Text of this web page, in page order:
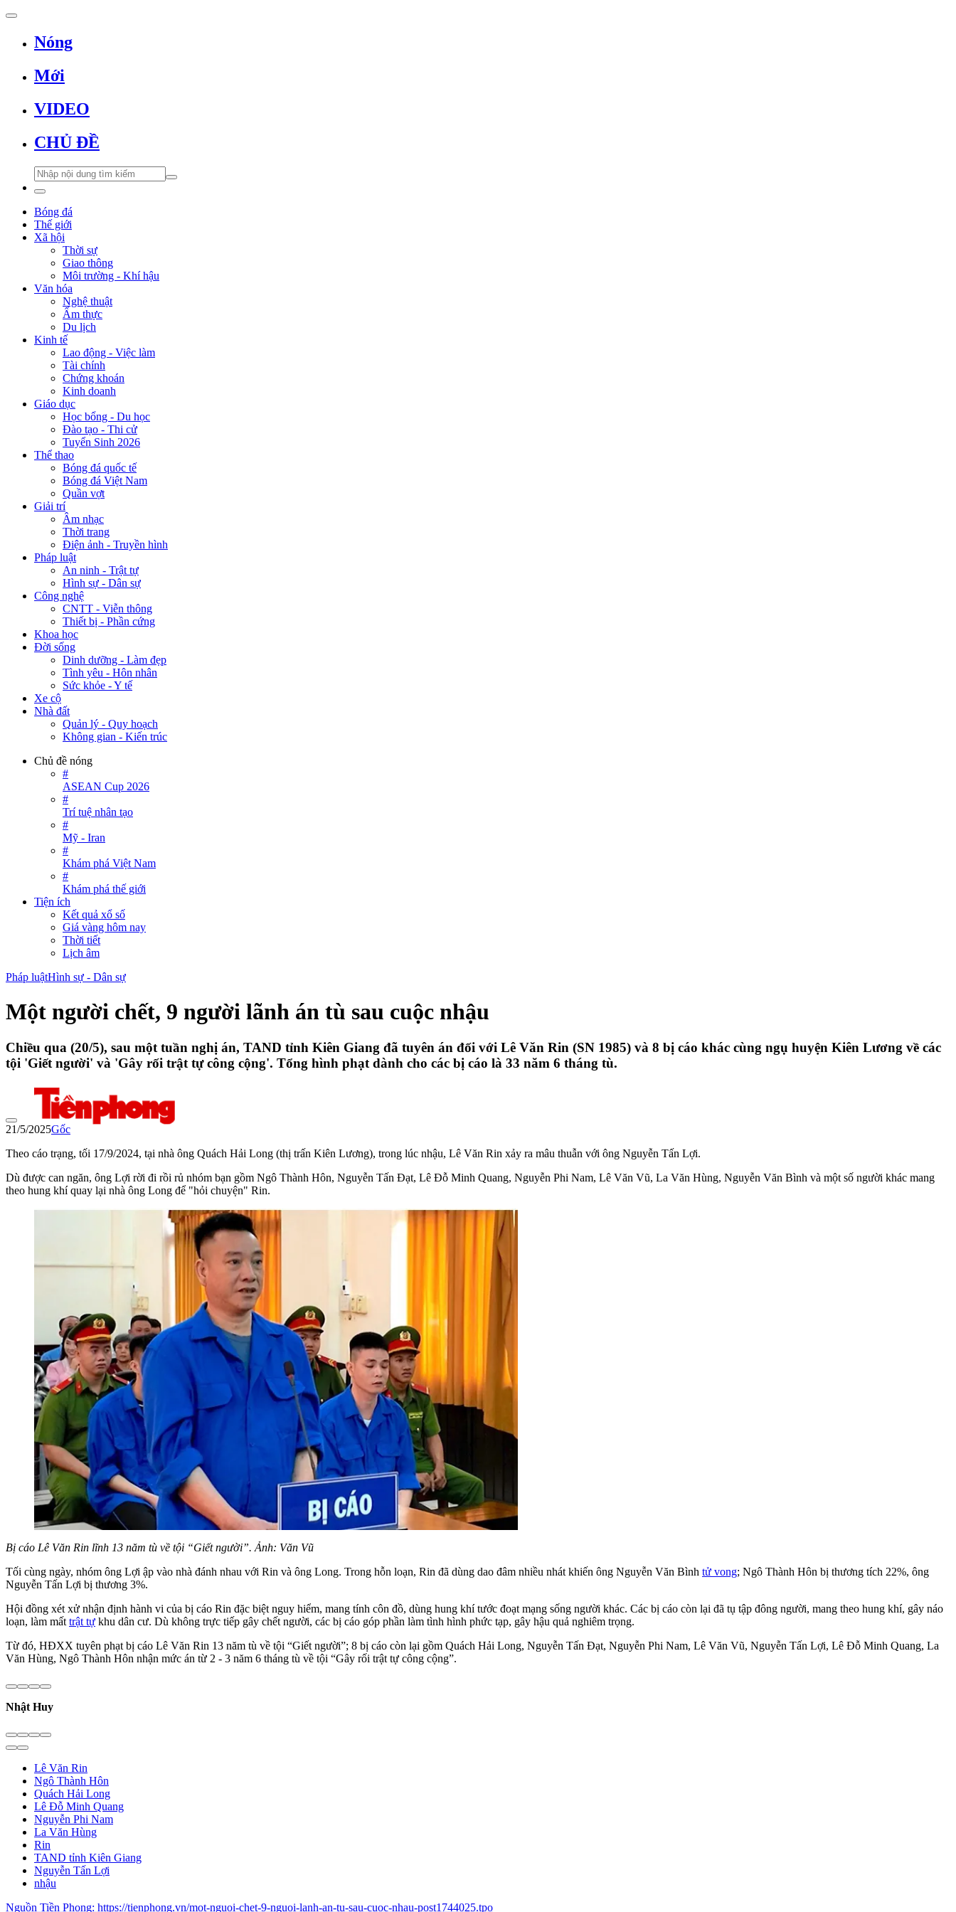
Nóng
Mới
VIDEO
CHỦ ĐỀ
Bóng đá
Thế giới
Xã hội
Thời sự
Giao thông
Môi trường - Khí hậu
Văn hóa
Nghệ thuật
Ẩm thực
Du lịch
Kinh tế
Lao động - Việc làm
Tài chính
Chứng khoán
Kinh doanh
Giáo dục
Học bổng - Du học
Đào tạo - Thi cử
Tuyển Sinh 2026
Thể thao
Bóng đá quốc tế
Bóng đá Việt Nam
Quần vợt
Giải trí
Âm nhạc
Thời trang
Điện ảnh - Truyền hình
Pháp luật
An ninh - Trật tự
Hình sự - Dân sự
Công nghệ
CNTT - Viễn thông
Thiết bị - Phần cứng
Khoa học
Đời sống
Dinh dưỡng - Làm đẹp
Tình yêu - Hôn nhân
Sức khỏe - Y tế
Xe cộ
Nhà đất
Quản lý - Quy hoạch
Không gian - Kiến trúc
Chủ đề nóng
#
ASEAN Cup 2026
#
Trí tuệ nhân tạo
#
Mỹ - Iran
#
Khám phá Việt Nam
#
Khám phá thế giới
Tiện ích
Kết quả xổ số
Giá vàng hôm nay
Thời tiết
Lịch âm
Pháp luậtHình sự - Dân sự
Một người chết, 9 người lãnh án tù sau cuộc nhậu
Chiều qua (20/5), sau một tuần nghị án, TAND tỉnh Kiên Giang đã tuyên án đối với Lê Văn Rin (SN 1985) và 8 bị cáo khác cùng ngụ huyện Kiên Lương về các
tội 'Giết người' và 'Gây rối trật tự công cộng'. Tổng hình phạt dành cho các bị cáo là 33 năm 6 tháng tù.
21/5/2025Gốc
Theo cáo trạng, tối 17/9/2024, tại nhà ông Quách Hải Long (thị trấn Kiên Lương), trong lúc nhậu, Lê Văn Rin xảy ra mâu thuẫn với ông Nguyễn Tấn Lợi.
Dù được can ngăn, ông Lợi rời đi rồi rủ nhóm bạn gồm Ngô Thành Hôn, Nguyễn Tấn Đạt, Lê Đỗ Minh Quang, Nguyễn Phi Nam, Lê Văn Vũ, La Văn Hùng, Nguyễn Văn Bình và một số người khác mang
theo hung khí quay lại nhà ông Long để "hỏi chuyện" Rin.
Bị cáo Lê Văn Rin lĩnh 13 năm tù về tội “Giết người”. Ảnh: Văn Vũ
Tối cùng ngày, nhóm ông Lợi ập vào nhà đánh nhau với Rin và ông Long. Trong hỗn loạn, Rin đã dùng dao đâm nhiều nhát khiến ông Nguyễn Văn Bình tử vong; Ngô Thành Hôn bị thương tích 22%, ông
Nguyễn Tấn Lợi bị thương 3%.
Hội đồng xét xử nhận định hành vi của bị cáo Rin đặc biệt nguy hiểm, mang tính côn đồ, dùng hung khí tước đoạt mạng sống người khác. Các bị cáo còn lại đã tụ tập đông người, mang theo hung khí, gây náo
loạn, làm mất trật tự khu dân cư. Dù không trực tiếp gây chết người, các bị cáo góp phần làm tình hình phức tạp, gây hậu quả nghiêm trọng.
Từ đó, HĐXX tuyên phạt bị cáo Lê Văn Rin 13 năm tù về tội “Giết người”; 8 bị cáo còn lại gồm Quách Hải Long, Nguyễn Tấn Đạt, Nguyễn Phi Nam, Lê Văn Vũ, Nguyễn Tấn Lợi, Lê Đỗ Minh Quang, La
Văn Hùng, Ngô Thành Hôn nhận mức án từ 2 - 3 năm 6 tháng tù về tội “Gây rối trật tự công cộng”.
Nhật Huy
Lê Văn Rin
Ngô Thành Hôn
Quách Hải Long
Lê Đỗ Minh Quang
Nguyễn Phi Nam
La Văn Hùng
Rin
TAND tỉnh Kiên Giang
Nguyễn Tấn Lợi
nhậu
Nguồn Tiền Phong: https://tienphong.vn/mot-nguoi-chet-9-nguoi-lanh-an-tu-sau-cuoc-nhau-post1744025.tpo